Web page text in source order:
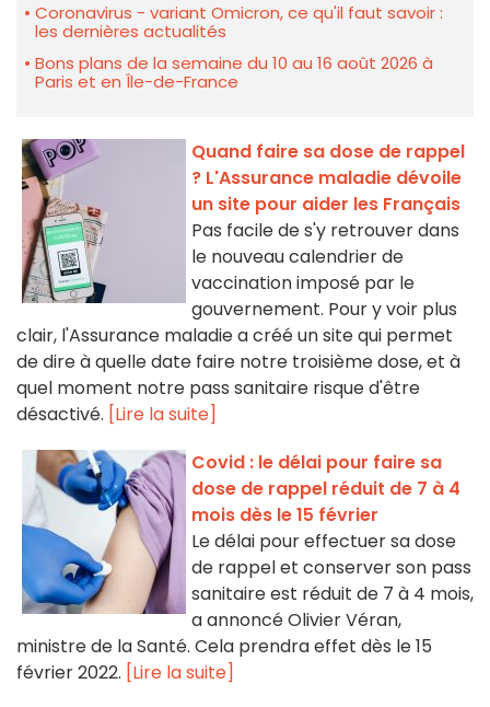
Coronavirus - variant Omicron, ce qu'il faut savoir :
les dernières actualités
Bons plans de la semaine du 10 au 16 août 2026 à
Paris et en Île-de-France
Quand faire sa dose de rappel
? L'Assurance maladie dévoile
un site pour aider les Français
Pas facile de s'y retrouver dans
le nouveau calendrier de
vaccination imposé par le
gouvernement. Pour y voir plus
clair, l'Assurance maladie a créé un site qui permet
de dire à quelle date faire notre troisième dose, et à
quel moment notre pass sanitaire risque d'être
désactivé. [Lire la suite]
Covid : le délai pour faire sa
dose de rappel réduit de 7 à 4
mois dès le 15 février
Le délai pour effectuer sa dose
de rappel et conserver son pass
sanitaire est réduit de 7 à 4 mois,
a annoncé Olivier Véran,
ministre de la Santé. Cela prendra effet dès le 15
février 2022. [Lire la suite]